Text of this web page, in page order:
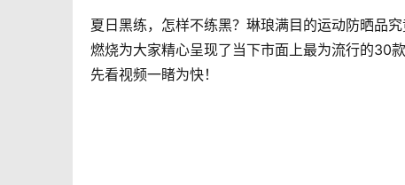
夏日黑练，怎样不练黑？琳琅满目的运动防晒品
燃烧为大家精心呈现了当下市面上最为流行的30
先看视频一睹为快！